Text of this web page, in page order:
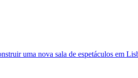
uma nova sala de espetáculos em